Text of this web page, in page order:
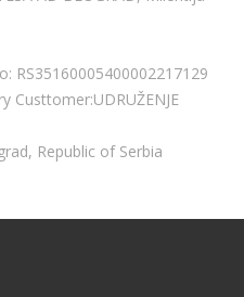
RS35160005400002217129
Custtomer:UDRUŽENJE
Republic of Serbia